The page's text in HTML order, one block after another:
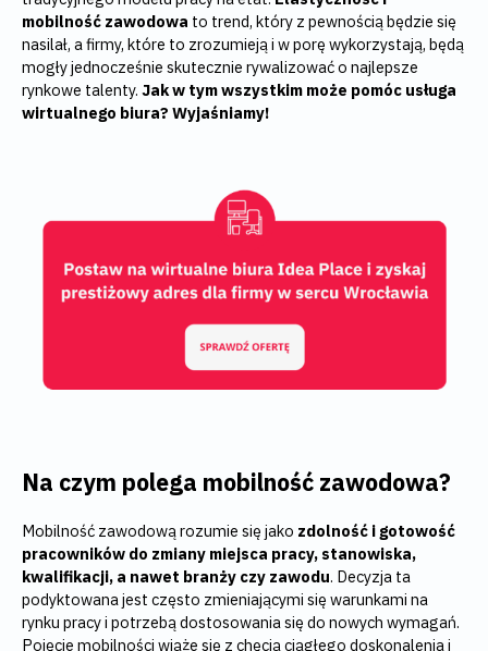
mobilność zawodowa to trend, który z pewnością będzie się
nasilał, a firmy, które to zrozumieją i w porę wykorzystają, będą
mogły jednocześnie skutecznie rywalizować o najlepsze
rynkowe talenty. Jak w tym wszystkim może pomóc usługa
wirtualnego biura? Wyjaśniamy!
Na czym polega mobilność zawodowa?
Mobilność zawodową rozumie się jako zdolność i gotowość
pracowników do zmiany miejsca pracy, stanowiska,
kwalifikacji, a nawet branży czy zawodu. Decyzja ta
podyktowana jest często zmieniającymi się warunkami na
rynku pracy i potrzebą dostosowania się do nowych wymagań.
Pojęcie mobilności wiąże się z chęcią ciągłego doskonalenia i